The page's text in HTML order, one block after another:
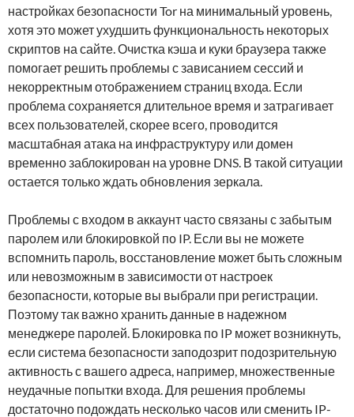
настройках безопасности Tor на минимальный уровень,
хотя это может ухудшить функциональность некоторых
скриптов на сайте. Очистка кэша и куки браузера также
помогает решить проблемы с зависанием сессий и
некорректным отображением страниц входа. Если
проблема сохраняется длительное время и затрагивает
всех пользователей, скорее всего, проводится
масштабная атака на инфраструктуру или домен
временно заблокирован на уровне DNS. В такой ситуации
остается только ждать обновления зеркала.
Проблемы с входом в аккаунт часто связаны с забытым
паролем или блокировкой по IP. Если вы не можете
вспомнить пароль, восстановление может быть сложным
или невозможным в зависимости от настроек
безопасности, которые вы выбрали при регистрации.
Поэтому так важно хранить данные в надежном
менеджере паролей. Блокировка по IP может возникнуть,
если система безопасности заподозрит подозрительную
активность с вашего адреса, например, множественные
неудачные попытки входа. Для решения проблемы
достаточно подождать несколько часов или сменить IP-